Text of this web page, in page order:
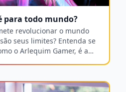
para todo mundo?
revolucionar o mundo
seus limites? Entenda se
o Arlequim Gamer, é a